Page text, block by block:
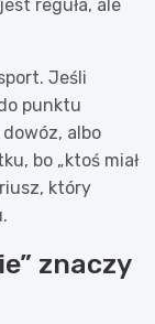
reguła, ale
Jeśli
punktu
albo
bo „ktoś miał
który
znaczy